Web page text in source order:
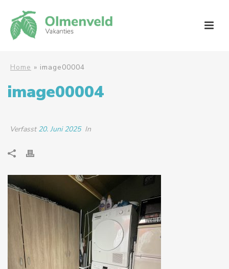
Home » image00004
image00004
Verfasst 20. Juni 2025 In